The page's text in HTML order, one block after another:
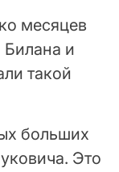
месяцев
и
такой
больших
Это